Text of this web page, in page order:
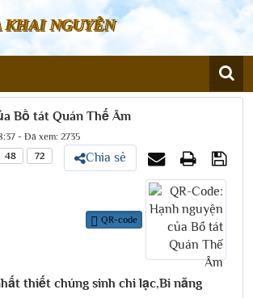
KHAI NGUYÊN
Bồ tát Quán Thế Âm
- Đã xem: 2735
48 72 Chia sẻ
QR-code
thiết chúng sinh chi lạc,Bi năng